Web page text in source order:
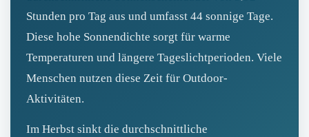
Stunden pro Tag aus und umfasst 44 sonnige Tage.
Diese hohe Sonnendichte sorgt für warme
Temperaturen und längere Tageslichtperioden. Viele
Menschen nutzen diese Zeit für Outdoor-
Aktivitäten.
Im Herbst sinkt die durchschnittliche